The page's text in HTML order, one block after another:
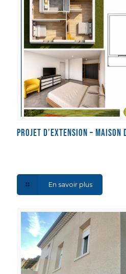
Projet d’extension – Maison
En savoir plus